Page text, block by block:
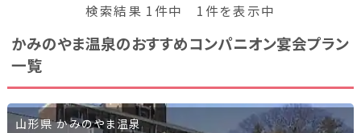
あわら 菊池
北海道・東北
北海道(13) 岩手県(3) 山形県(3)
宮城県(8)
検索結果 1件中 1件を表示中
かみのやま温泉のおすすめコンパニオン宴会プラン
一覧
山形県 かみのやま温泉